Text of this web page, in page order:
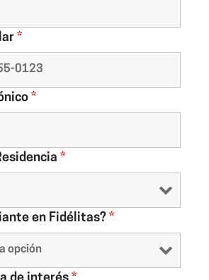
*
*
*
en Fidélitas? *